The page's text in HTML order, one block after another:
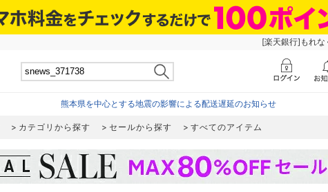
[楽天銀行]もれ
熊本県を中心とする地震の影響による配送遅延のお知らせ
カテゴリから探す セールから探す すべてのアイテム